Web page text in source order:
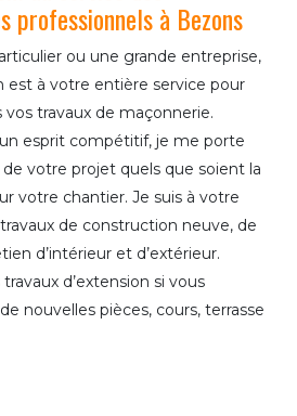
professionnels à Bezons
ou une grande entreprise,
est à votre entière service pour
travaux de maçonnerie.
esprit compétitif, je me porte
votre projet quels que soient la
votre chantier. Je suis à votre
de construction neuve, de
d’intérieur et d’extérieur.
d’extension si vous
nouvelles pièces, cours, terrasse